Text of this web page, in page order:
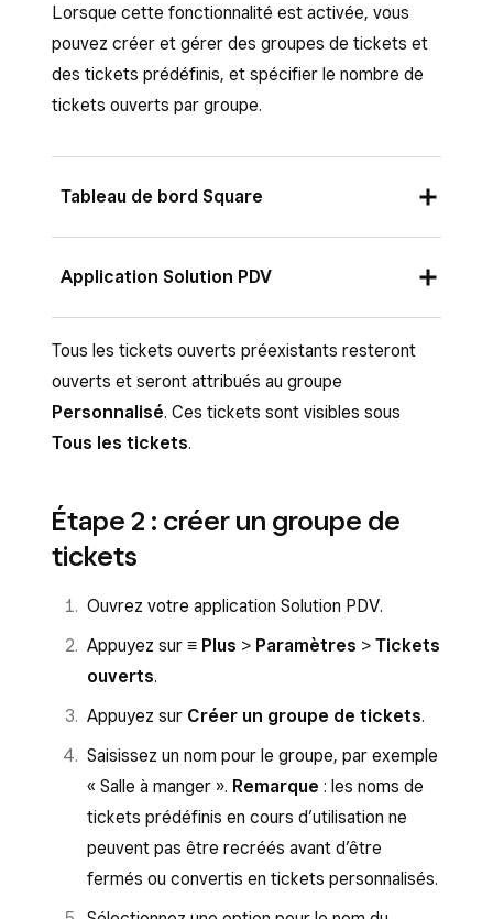
Lorsque cette fonctionnalité est activée, vous
pouvez créer et gérer des groupes de tickets et
des tickets prédéfinis, et spécifier le nombre de
tickets ouverts par groupe.
Tableau de bord Square
Connectez-vous à votre
Modes.
Sélectionnez un profil existant et cliquez
sur
Gérer
Pour ajouter l’extension, cliquez sur +, puis
sur
Ajouter gratuitement
à côté de
Tickets ouverts
Activer l’optionUtiliser sur ce profil
Activez l’optionUtiliser les tickets
prédéfinis
Cliquez sur Enregistrer
Application Solution PDV
Ouvrez votre application de système de
caisse.
Appuyez sur≡ Plus> Paramètres>
Tickets ouverts
Extensions>Tickets ouverts> Ajouter
gratuitement
prédéfinis
Tous les tickets ouverts préexistants resteront
ouverts et seront attribués au groupe
Personnalisé. Ces tickets sont visibles sous
Tous les tickets.
Étape 2 : créer un groupe de
tickets
Ouvrez votre application Solution PDV.
Appuyez sur ≡ Plus > Paramètres > Tickets
ouverts.
Appuyez sur Créer un groupe de tickets.
Saisissez un nom pour le groupe, par exemple
« Salle à manger ». Remarque : les noms de
tickets prédéfinis en cours d’utilisation ne
peuvent pas être recréés avant d’être
fermés ou convertis en tickets personnalisés.